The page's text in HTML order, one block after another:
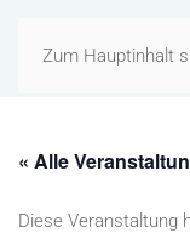
Zum Hauptinhalt
MENÜ
« Alle
Diese Veranstaltung